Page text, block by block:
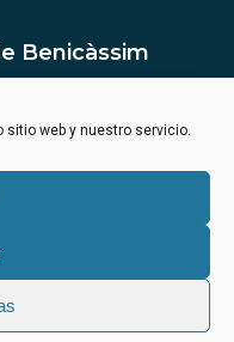
web y nuestro servicio.
Benicàssim